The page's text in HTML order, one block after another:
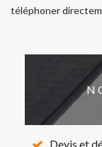
téléphoner
Devis et